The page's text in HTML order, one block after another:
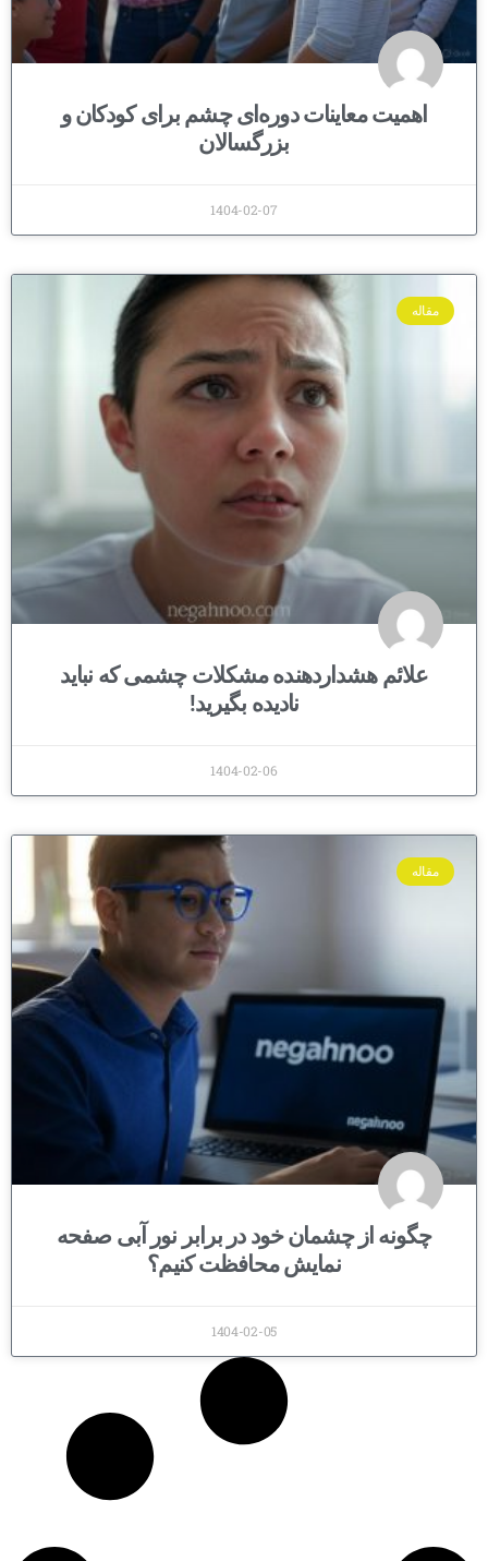
اهمیت معاینات دوره‌ای چشم برای کودکان و
بزرگسالان
1404-02-07
مقاله
علائم هشداردهنده مشکلات چشمی که نباید
نادیده بگیرید!
1404-02-06
مقاله
چگونه از چشمان خود در برابر نور آبی صفحه
نمایش محافظت کنیم؟
1404-02-05